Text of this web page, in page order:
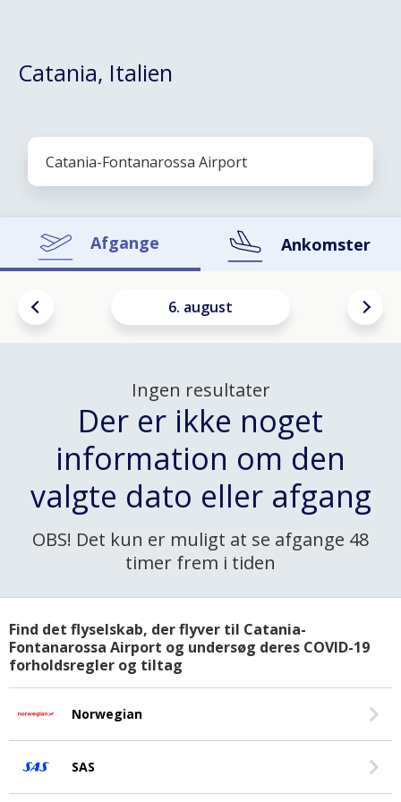
Catania, Italien
Afgange Ankomster
6. august
Ingen resultater
Der er ikke noget
information om den
valgte dato eller afgang
OBS! Det kun er muligt at se afgange 48
timer frem i tiden
Find det flyselskab, der flyver til Catania-
Fontanarossa Airport og undersøg deres COVID-19
forholdsregler og tiltag
Norwegian
SAS